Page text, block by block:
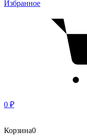
Избранное
0 ₽
Корзина0